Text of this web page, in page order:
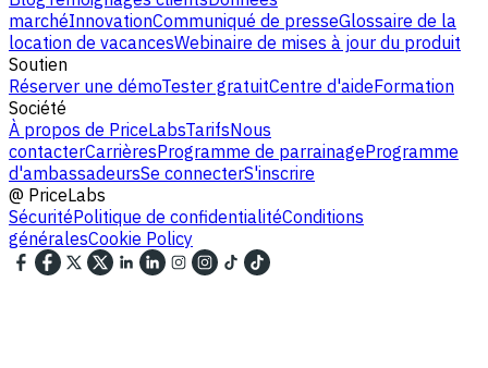
marchéInnovationCommuniqué de presseGlossaire de la
location de vacancesWebinaire de mises à jour du produit
Soutien
Réserver une démoTester gratuitCentre d'aideFormation
Société
À propos de PriceLabsTarifsNous
contacterCarrièresProgramme de parrainageProgramme
d'ambassadeursSe connecterS'inscrire
@ PriceLabs
SécuritéPolitique de confidentialitéConditions
généralesCookie Policy